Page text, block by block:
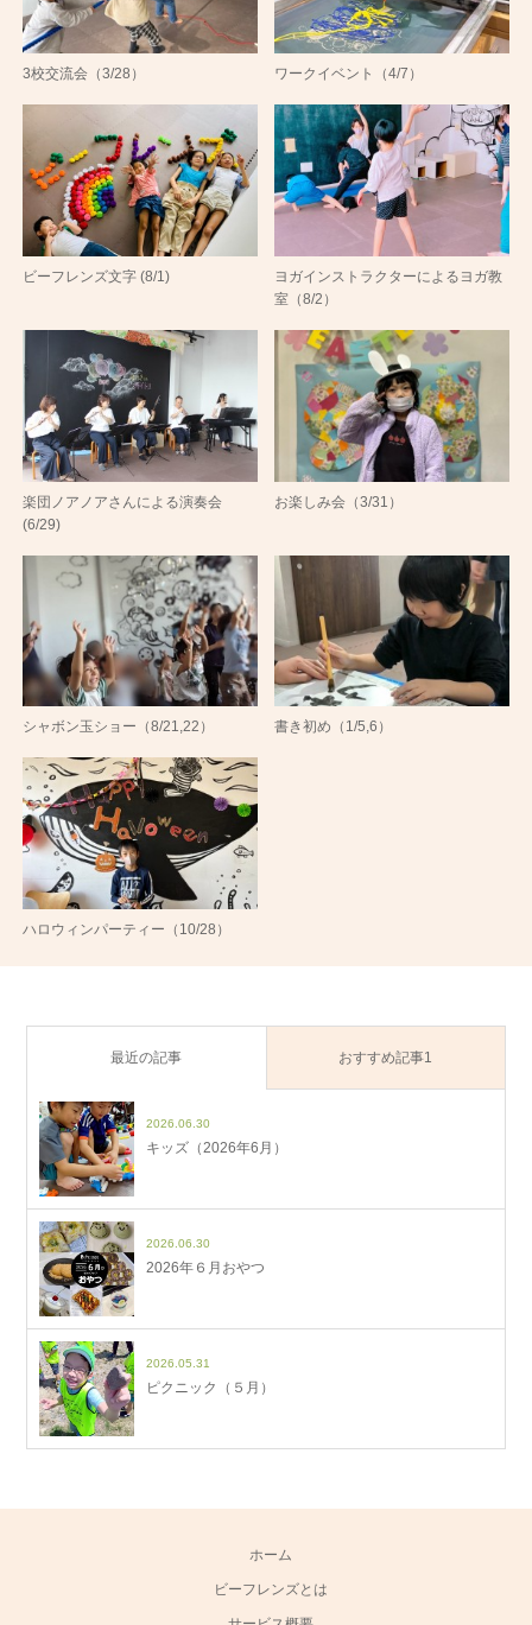
3校交流会（3/28） ワークイベント（4/7）
ビーフレンズ文字 (8/1)
ヨガインストラクターによるヨガ教
室（8/2）
楽団ノアノアさんによる演奏会
(6/29)
お楽しみ会（3/31）
シャボン玉ショー（8/21,22） 書き初め（1/5,6）
ハロウィンパーティー（10/28）
最近の記事 おすすめ記事1
2026.06.30
キッズ（2026年6月）
2026.06.30
2026年６月おやつ
2026.05.31
ピクニック（５月）
ホーム
ビーフレンズとは